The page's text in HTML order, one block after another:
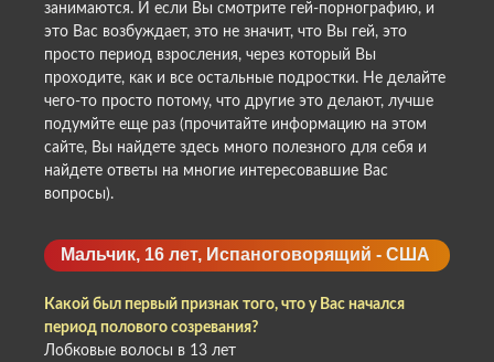
занимаются. И если Вы смотрите гей-порнографию, и
это Вас возбуждает, это не значит, что Вы гей, это
просто период взросления, через который Вы
проходите, как и все остальные подростки. Не делайте
чего-то просто потому, что другие это делают, лучше
подумйте еще раз (прочитайте информацию на этом
сайте, Вы найдете здесь много полезного для себя и
найдете ответы на многие интересовавшие Вас
вопросы).
Мальчик, 16 лет, Испаноговорящий - США
Какой был первый признак того, что у Вас начался
период полового созревания?
Лобковые волосы в 13 лет